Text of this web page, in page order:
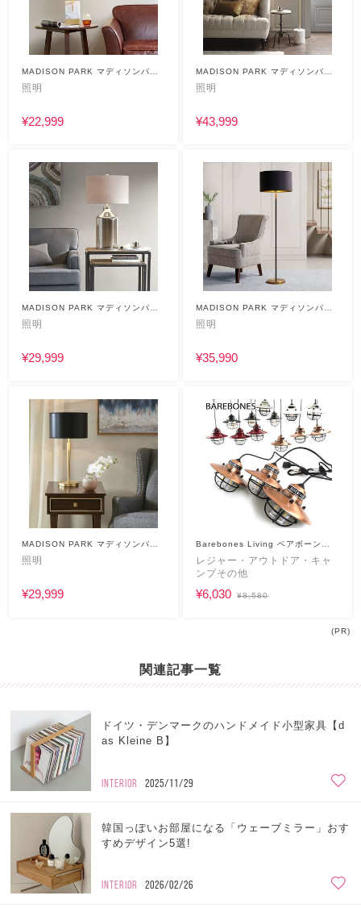
MADISON PARK マディソンパー
ク
照明
¥22,999
MADISON PARK マディソンパー
ク
照明
¥43,999
MADISON PARK マディソンパー
ク
照明
¥29,999
MADISON PARK マディソンパー
ク
照明
¥35,990
MADISON PARK マディソンパー
ク
照明
¥29,999
Barebones Living ベアボーンズ
リビング
レジャー・アウトドア・キャ
ンプその他
¥6,030 ¥8,580
(PR)
関連記事一覧
ドイツ・デンマークのハンドメイド小型家具【d
as Kleine B】
INTERIOR 2025/11/29
韓国っぽいお部屋になる「ウェーブミラー」おす
すめデザイン5選!
INTERIOR 2026/02/26